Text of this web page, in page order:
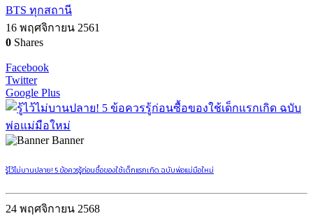
BTS ทุกสถานี
16 พฤศจิกายน 2561
0 Shares
Facebook
Twitter
Google Plus
Banner
รู้ไว้ไม่บานปลาย! 5 ข้อควรรู้ก่อนซื้อของใช้เด็กแรกเกิด ฉบับพ่อแม่มือใหม่
24 พฤศจิกายน 2568